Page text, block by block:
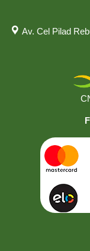
Av. Cel Pilad